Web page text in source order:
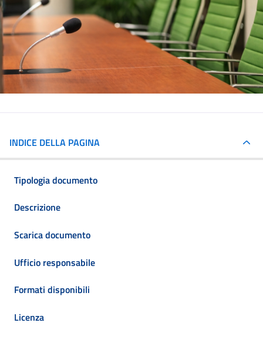
INDICE DELLA PAGINA
Tipologia documento
Descrizione
Scarica documento
Ufficio responsabile
Formati disponibili
Licenza